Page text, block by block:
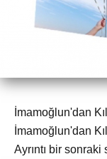
İmamoğlun'dan
İmamoğlun'dan
Ayrıntı bir sonraki